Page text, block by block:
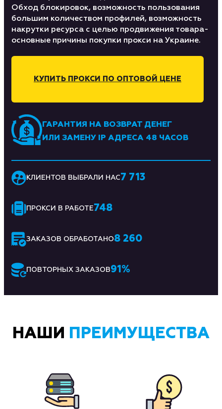
Обход блокировок, возможность пользования
большим количеством профилей, возможность
накрутки ресурса с целью продвижения товара-
основные причины покупки прокси на Украине.
КУПИТЬ ПРОКСИ ПО ОПТОВОЙ ЦЕНЕ
ГАРАНТИЯ НА ВОЗВРАТ ДЕНЕГ
ИЛИ ЗАМЕНУ IP АДРЕСА 48 ЧАСОВ
КЛИЕНТОВ ВЫБРАЛИ НАС7 713
ПРОКСИ В РАБОТЕ748
ЗАКАЗОВ ОБРАБОТАНО8 260
ПОВТОРНЫХ ЗАКАЗОВ91 %
НАШИ ПРЕИМУЩЕСТВА